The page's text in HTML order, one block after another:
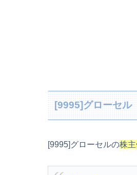
[9995]グローセ
[9995]グローセルの株